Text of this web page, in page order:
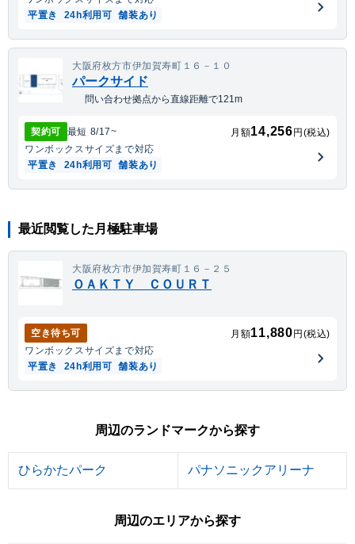
平置き
24h利用可 舗装あり
大阪府枚方市伊加賀寿町１６－１０
パークサイド
問い合わせ拠点から直線距離で121m
契約可 最短 8/17~ 月額14,256 円(税込)
ワンボックスサイズまで対応
平置き
24h利用可 舗装あり
最近閲覧した月極駐車場
大阪府枚方市伊加賀寿町１６－２５
ＯＡＫＴＹ ＣＯＵＲＴ
空き待ち可 月額11,880 円(税込)
ワンボックスサイズまで対応
平置き
24h利用可 舗装あり
周辺のランドマークから探す
ひらかたパーク パナソニックアリーナ
周辺のエリアから探す